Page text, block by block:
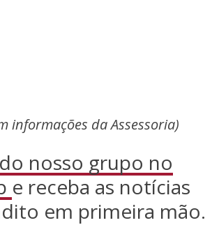
informações da Assessoria)
nosso grupo no
e receba as notícias
em primeira mão.